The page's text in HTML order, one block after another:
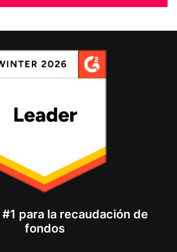
para la recaudación de
fondos